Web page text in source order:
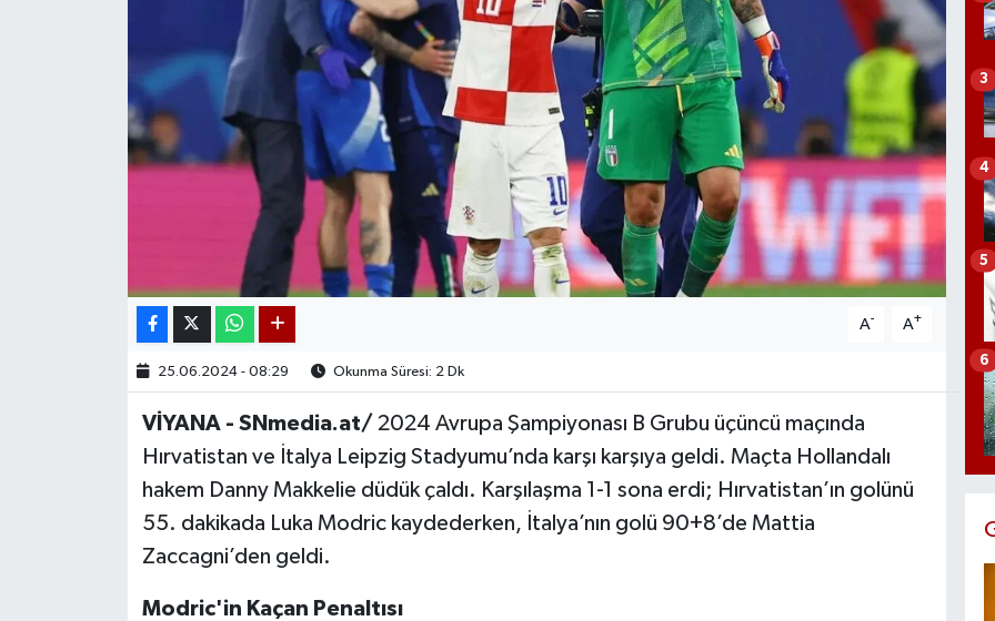
A- A+
25.06.2024 - 08:29 Okunma Süresi: 2 Dk
VİYANA - SNmedia.at/ 2024 Avrupa Şampiyonası B Grubu üçüncü maçında
Hırvatistan ve İtalya Leipzig Stadyumu’nda karşı karşıya geldi. Maçta Hollandalı
hakem Danny Makkelie düdük çaldı. Karşılaşma 1-1 sona erdi; Hırvatistan’ın golünü
55. dakikada Luka Modric kaydederken, İtalya’nın golü 90+8’de Mattia
Zaccagni’den geldi.
Modric'in Kaçan Penaltısı
3
4
5
6